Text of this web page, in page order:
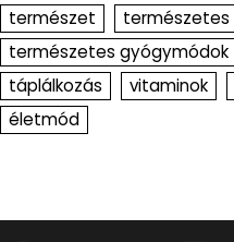
természet
természetes
természetes gyógymódok
táplálkozás
vitaminok
életmód